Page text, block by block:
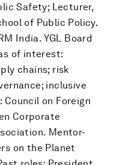
Safety; Lecturer,
of Public Policy.
India. YGL Board
of interest:
chains; risk
inclusive
on Foreign
Corporate
Mentor-
on the Planet